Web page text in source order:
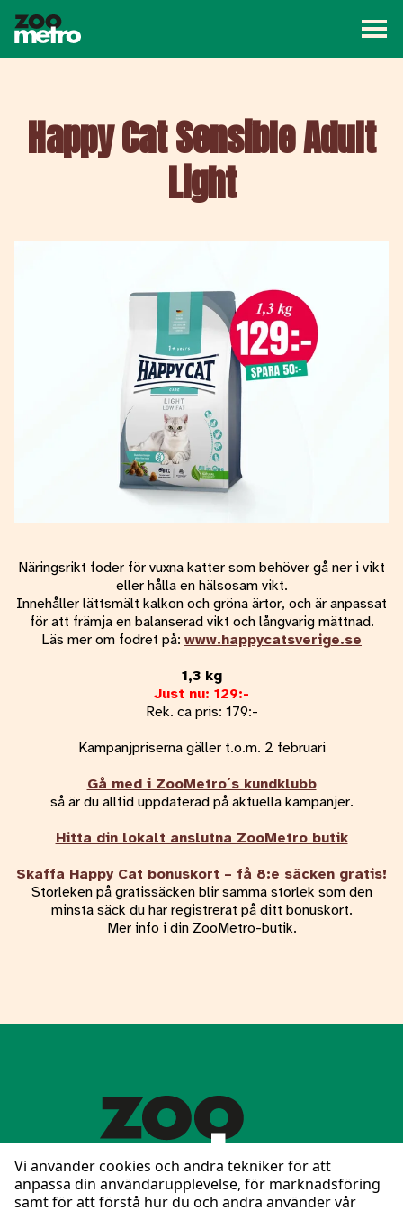
Kampanj
Happy Cat Sensible Adult
Light
Näringsrikt foder för vuxna katter som behöver gå ner i vikt
eller hålla en hälsosam vikt.
Innehåller lättsmält kalkon och gröna ärtor, och är anpassat
för att främja en balanserad vikt och långvarig mättnad.
Läs mer om fodret på: www.happycatsverige.se
1,3 kg
Just nu: 129:-
Rek. ca pris: 179:-
Kampanjpriserna gäller t.o.m. 2 februari
Gå med i ZooMetro´s kundklubb
så är du alltid uppdaterad på aktuella kampanjer.
Hitta din lokalt anslutna ZooMetro butik
Skaffa Happy Cat bonuskort – få 8:e säcken gratis!
Storleken på gratissäcken blir samma storlek som den
minsta säck du har registrerat på ditt bonuskort.
Mer info i din ZooMetro-butik.
Följ oss på Facebook
Vi använder cookies och andra tekniker för att
anpassa din användarupplevelse, för marknadsföring
samt för att förstå hur du och andra använder vår